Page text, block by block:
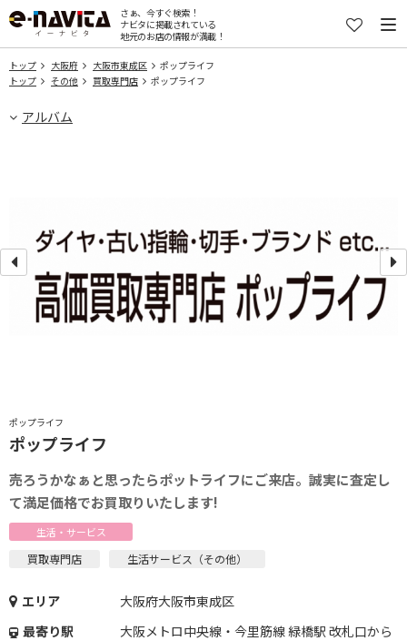
さぁ、今すぐ検索！
ナビタに掲載されている
地元のお店の情報が満載！
トップ 大阪府 大阪市東成区
ポップライフ
トップ
その他 買取専門店 ポップライフ
アルバム
ポップライフ
ポップライフ
売ろうかなぁと思ったらポットライフにご来店。誠実に査定し
て満足価格でお買取りいたします!
生活・サービス
買取専門店 生活サービス（その他）
エリア
大阪府大阪市東成区
最寄り駅
大阪メトロ中央線・今里筋線 緑橋駅 改札口から